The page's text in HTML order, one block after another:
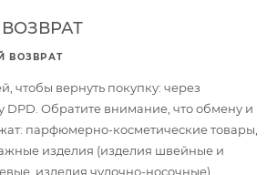
ВОЗВРАТ
чтобы вернуть покупку: через
DPD. Обратите внимание, что обмену и
парфюмерно-косметические товары,
изделия (изделия швейные и
изделия чулочно-носочные),